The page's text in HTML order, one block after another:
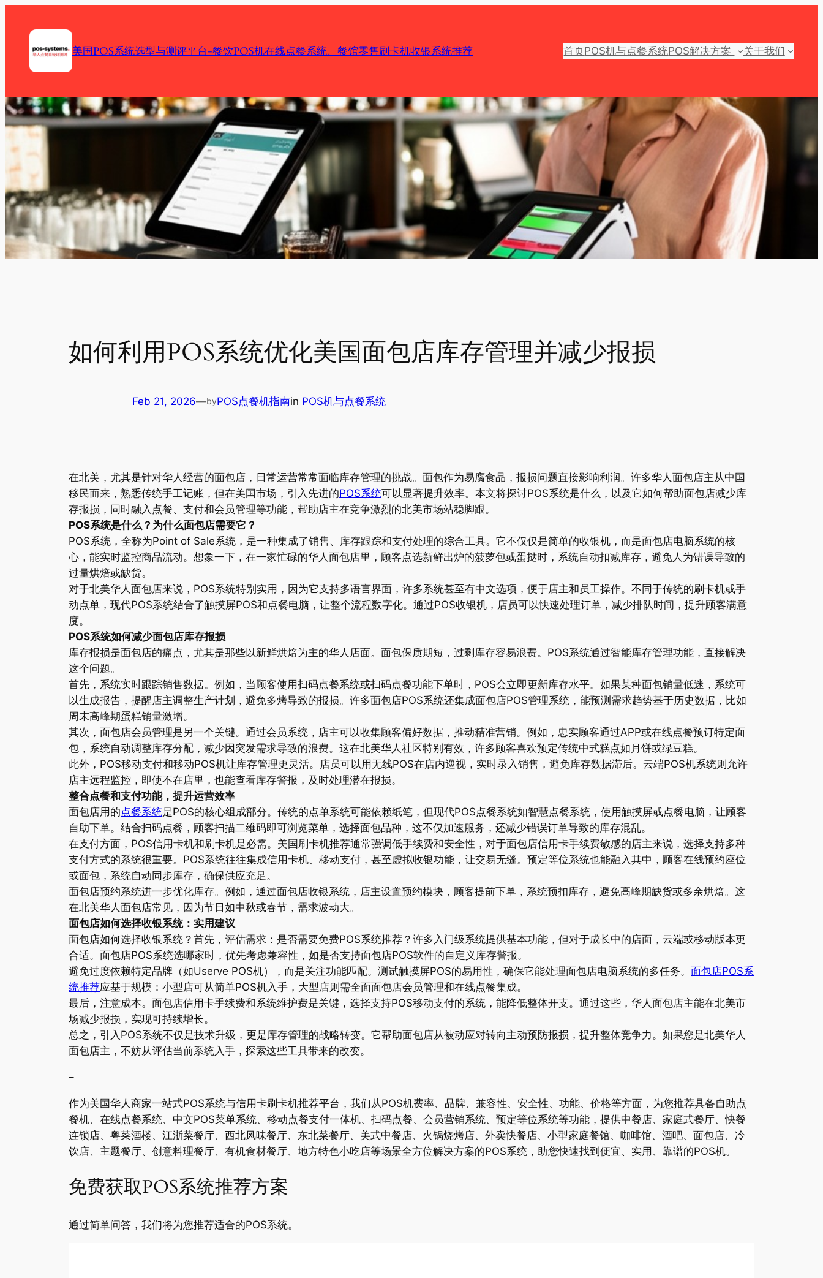
content
美国POS系统选型与测评平台-餐饮POS机在线点餐系统、餐馆零售刷卡机收银系统推荐 首页POS机与点餐系统POS解决方案 关于我们
如何利用POS系统优化美国面包店库存管理并减少报损
Feb 21, 2026—byPOS点餐机指南in POS机与点餐系统
在北美，尤其是针对华人经营的面包店，日常运营常常面临库存管理的挑战。面包作为易腐食品，报损问题直接影响利润。许多华人面包店主从中国
移民而来，熟悉传统手工记账，但在美国市场，引入先进的POS系统可以显著提升效率。本文将探讨POS系统是什么，以及它如何帮助面包店减少库
存报损，同时融入点餐、支付和会员管理等功能，帮助店主在竞争激烈的北美市场站稳脚跟。
POS系统是什么？为什么面包店需要它？
POS系统，全称为Point of Sale系统，是一种集成了销售、库存跟踪和支付处理的综合工具。它不仅仅是简单的收银机，而是面包店电脑系统的核
心，能实时监控商品流动。想象一下，在一家忙碌的华人面包店里，顾客点选新鲜出炉的菠萝包或蛋挞时，系统自动扣减库存，避免人为错误导致的
过量烘焙或缺货。
对于北美华人面包店来说，POS系统特别实用，因为它支持多语言界面，许多系统甚至有中文选项，便于店主和员工操作。不同于传统的刷卡机或手
动点单，现代POS系统结合了触摸屏POS和点餐电脑，让整个流程数字化。通过POS收银机，店员可以快速处理订单，减少排队时间，提升顾客满意
度。
POS系统如何减少面包店库存报损
库存报损是面包店的痛点，尤其是那些以新鲜烘焙为主的华人店面。面包保质期短，过剩库存容易浪费。POS系统通过智能库存管理功能，直接解决
这个问题。
首先，系统实时跟踪销售数据。例如，当顾客使用扫码点餐系统或扫码点餐功能下单时，POS会立即更新库存水平。如果某种面包销量低迷，系统可
以生成报告，提醒店主调整生产计划，避免多烤导致的报损。许多面包店POS系统还集成面包店POS管理系统，能预测需求趋势基于历史数据，比如
周末高峰期蛋糕销量激增。
其次，面包店会员管理是另一个关键。通过会员系统，店主可以收集顾客偏好数据，推动精准营销。例如，忠实顾客通过APP或在线点餐预订特定面
包，系统自动调整库存分配，减少因突发需求导致的浪费。这在北美华人社区特别有效，许多顾客喜欢预定传统中式糕点如月饼或绿豆糕。
此外，POS移动支付和移动POS机让库存管理更灵活。店员可以用无线POS在店内巡视，实时录入销售，避免库存数据滞后。云端POS机系统则允许
店主远程监控，即使不在店里，也能查看库存警报，及时处理潜在报损。
整合点餐和支付功能，提升运营效率
面包店用的点餐系统是POS的核心组成部分。传统的点单系统可能依赖纸笔，但现代POS点餐系统如智慧点餐系统，使用触摸屏或点餐电脑，让顾客
自助下单。结合扫码点餐，顾客扫描二维码即可浏览菜单，选择面包品种，这不仅加速服务，还减少错误订单导致的库存混乱。
在支付方面，POS信用卡机和刷卡机是必需。美国刷卡机推荐通常强调低手续费和安全性，对于面包店信用卡手续费敏感的店主来说，选择支持多种
支付方式的系统很重要。POS系统往往集成信用卡机、移动支付，甚至虚拟收银功能，让交易无缝。预定等位系统也能融入其中，顾客在线预约座位
或面包，系统自动同步库存，确保供应充足。
面包店预约系统进一步优化库存。例如，通过面包店收银系统，店主设置预约模块，顾客提前下单，系统预扣库存，避免高峰期缺货或多余烘焙。这
在北美华人面包店常见，因为节日如中秋或春节，需求波动大。
面包店如何选择收银系统：实用建议
面包店如何选择收银系统？首先，评估需求：是否需要免费POS系统推荐？许多入门级系统提供基本功能，但对于成长中的店面，云端或移动版本更
合适。面包店POS系统选哪家时，优先考虑兼容性，如是否支持面包店POS软件的自定义库存警报。
避免过度依赖特定品牌（如Userve POS机），而是关注功能匹配。测试触摸屏POS的易用性，确保它能处理面包店电脑系统的多任务。 面包店POS系
统推荐应基于规模：小型店可从简单POS机入手，大型店则需全面面包店会员管理和在线点餐集成。
最后，注意成本。面包店信用卡手续费和系统维护费是关键，选择支持POS移动支付的系统，能降低整体开支。通过这些，华人面包店主能在北美市
场减少报损，实现可持续增长。
总之，引入POS系统不仅是技术升级，更是库存管理的战略转变。它帮助面包店从被动应对转向主动预防报损，提升整体竞争力。如果您是北美华人
面包店主，不妨从评估当前系统入手，探索这些工具带来的改变。
–
作为美国华人商家一站式POS系统与信用卡刷卡机推荐平台，我们从POS机费率、品牌、兼容性、安全性、功能、价格等方面，为您推荐具备自助点
餐机、在线点餐系统、中文POS菜单系统、移动点餐支付一体机、扫码点餐、会员营销系统、预定等位系统等功能，提供中餐店、家庭式餐厅、快餐
连锁店、粤菜酒楼、江浙菜餐厅、西北风味餐厅、东北菜餐厅、美式中餐店、火锅烧烤店、外卖快餐店、小型家庭餐馆、咖啡馆、酒吧、面包店、冷
饮店、主题餐厅、创意料理餐厅、有机食材餐厅、地方特色小吃店等场景全方位解决方案的POS系统，助您快速找到便宜、实用、靠谱的POS机。
免费获取POS系统推荐方案
通过简单问答，我们将为您推荐适合的POS系统。